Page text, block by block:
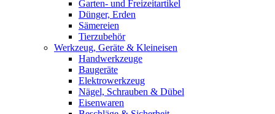
Garten- und Freizeitartikel
Dünger, Erden
Sämereien
Tierzubehör
Werkzeug, Geräte & Kleineisen
Handwerkzeuge
Baugeräte
Elektrowerkzeug
Nägel, Schrauben & Dübel
Eisenwaren